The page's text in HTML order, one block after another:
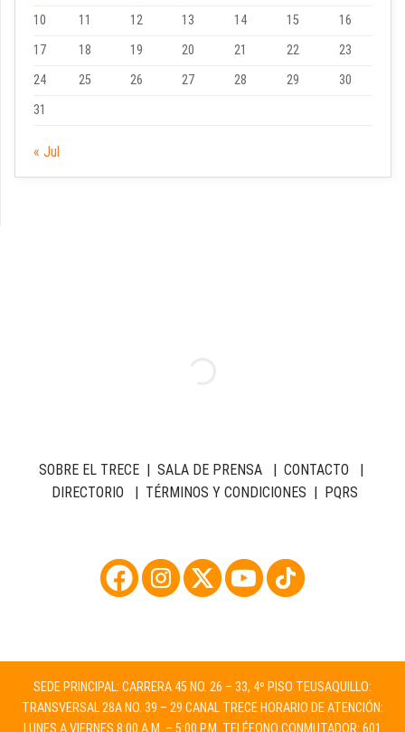
10
11 12 13 14 15
16
17
18 19 20 21 22
23
24
25 26 27 28 29
30
31
« Jul
SOBRE EL TRECE| SALA DE PRENSA| CONTACTO |
DIRECTORIO | TÉRMINOS Y CONDICIONES | PQRS
SEDE PRINCIPAL: CARRERA 45 NO. 26 – 33, 4º PISO TEUSAQUILLO:
TRANSVERSAL 28A NO. 39 – 29 CANAL TRECE HORARIO DE ATENCIÓN: